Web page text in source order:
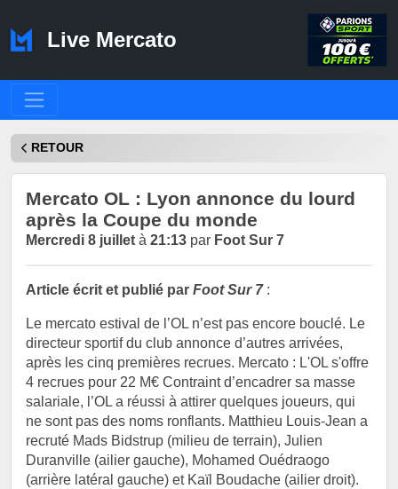
Live Mercato
RETOUR
Mercato OL : Lyon annonce du lourd
après la Coupe du monde
Mercredi 8 juillet à 21:13 par Foot Sur 7
Article écrit et publié par Foot Sur 7:
Le mercato estival de l’OL n’est pas encore bouclé. Le
directeur sportif du club annonce d’autres arrivées,
après les cinq premières recrues. Mercato : L'OL s'offre
4 recrues pour 22 M€ Contraint d’encadrer sa masse
salariale, l’OL a réussi à attirer quelques joueurs, qui
ne sont pas des noms ronflants. Matthieu Louis-Jean a
recruté Mads Bidstrup (milieu de terrain), Julien
Duranville (ailier gauche), Mohamed Ouédraogo
(arrière latéral gauche) et Kaïl Boudache (ailier droit).